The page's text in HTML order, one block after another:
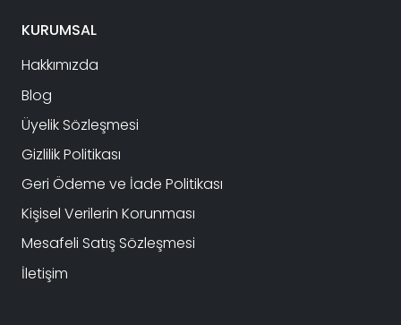
KURUMSAL
Hakkımızda
Blog
Üyelik Sözleşmesi
Gizlilik Politikası
Geri Ödeme ve İade Politikası
Kişisel Verilerin Korunması
Mesafeli Satış Sözleşmesi
İletişim